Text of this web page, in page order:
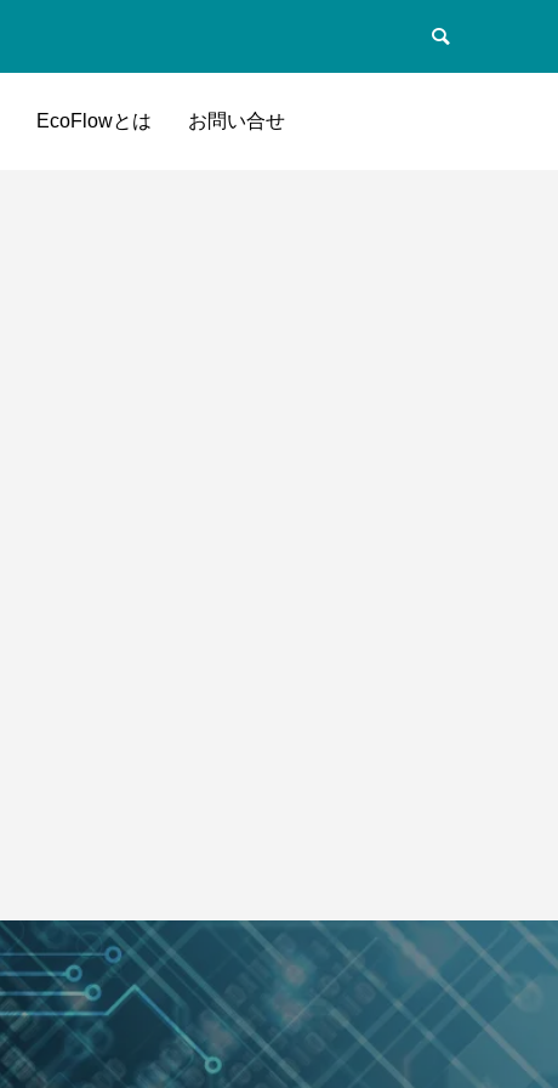
EcoFlowとは お問い合せ